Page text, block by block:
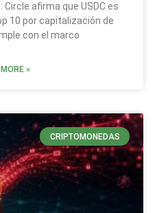
afirma que USDC es
10 por capitalización de
con el marco
»
CRIPTOMONEDAS